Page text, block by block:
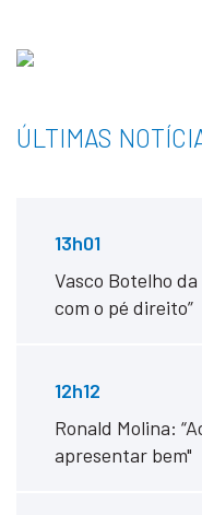
ÚLTIMAS
13h01
Vasco Botelho
com o pé direito”
12h12
Ronald Molina:
apresentar bem"